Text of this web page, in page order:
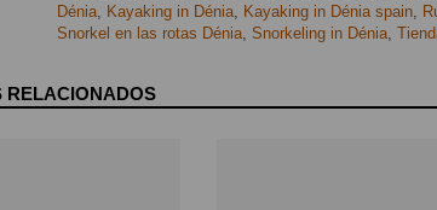
Dénia, Kayaking in Dénia, Kayaking in Dénia spain,
Snorkel en las rotas Dénia, Snorkeling in Dénia,
RELACIONADOS